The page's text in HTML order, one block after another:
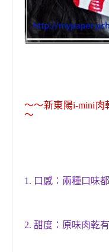
～～新東陽i-mini肉
～
1. 口感：兩種口味
2. 甜度：原味肉乾